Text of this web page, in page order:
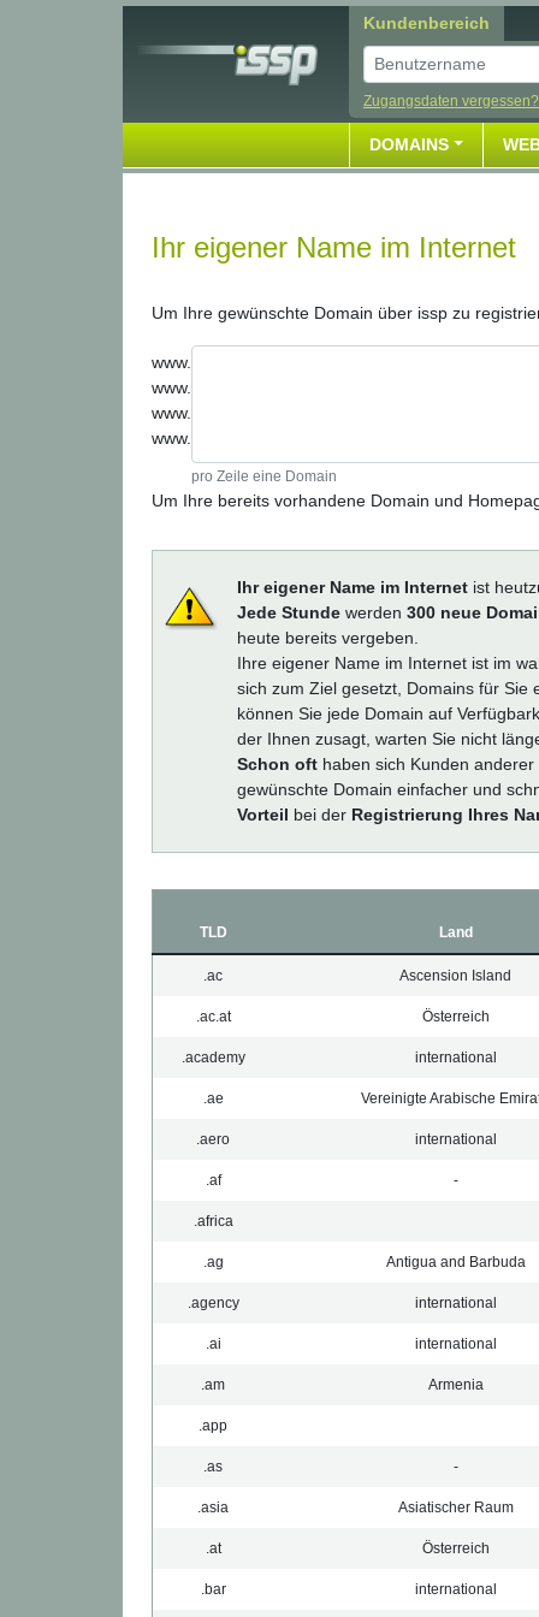
Kundenbereich
Benutzer
Zugangsdaten vergessen?
DOMAINS
Ihr eigener Name im Internet
Um Ihre gewünschte Domain über issp zu
www.
www.
www.
www.
pro Zeile eine Domain
Um Ihre bereits vorhandene Domain und
Ihr eigener Name im Internet ist
Jede Stunde werden 300 neue
heute bereits vergeben.
Ihre eigener Name im Internet ist im
sich zum Ziel gesetzt, Domains für
können Sie jede Domain auf
der Ihnen zusagt, warten Sie nicht
Schon oft haben sich Kunden
gewünschte Domain einfacher und
Vorteil bei der Registrierung Ihres
TLD Land
.ac Ascension Island
.ac.at Österreich
.academy international
.ae Vereinigte Arabische
.aero international
.af -
.africa
.ag Antigua and Barbuda
.agency international
.ai international
.am Armenia
.app
.as -
.asia Asiatischer Raum
.at Österreich
.bar international